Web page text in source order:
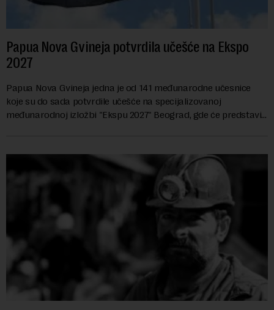
Papua Nova Gvineja potvrdila učešće na Ekspo
2027
Papua Nova Gvineja jedna je od 141 međunarodne učesnice
koje su do sada potvrdile učešće na specijalizovanoj
međunarodnoj izložbi "Ekspu 2027" Beograd, gde će predstaviti